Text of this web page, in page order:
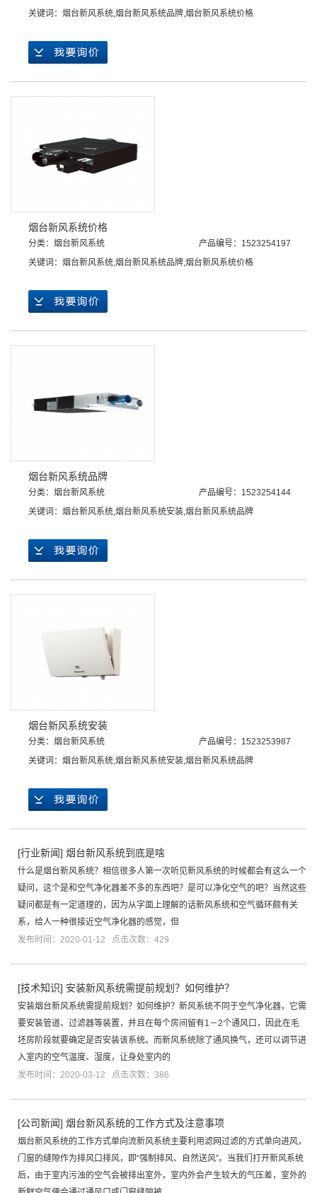
关键词： 烟台新风系统,烟台新风系统品牌,烟台新风系统价格
烟台新风系统价格
分类： 烟台新风系统
产品编号：1523254197
关键词： 烟台新风系统,烟台新风系统品牌,烟台新风系统价格
烟台新风系统品牌
分类： 烟台新风系统
产品编号：1523254144
关键词： 烟台新风系统,烟台新风系统安装,烟台新风系统品牌
烟台新风系统安装
分类： 烟台新风系统
产品编号：1523253987
关键词： 烟台新风系统,烟台新风系统安装,烟台新风系统品牌
[行业新闻] 烟台新风系统到底是啥
什么是烟台新风系统？相信很多人第一次听见新风系统的时候都会有这么一个
疑问，这个是和空气净化器差不多的东西吧？是可以净化空气的吧？当然这些
疑问都是有一定道理的，因为从字面上理解的话新风系统和空气循环颇有关
系，给人一种很接近空气净化器的感觉，但
发布时间：2020-01-12 点击次数：429
[技术知识] 安装新风系统需提前规划？如何维护？
安装烟台新风系统需提前规划？如何维护？新风系统不同于空气净化器，它需
要安装管道、过滤器等装置，并且在每个房间留有1－2个通风口，因此在毛
坯房阶段就要确定是否安装该系统。而新风系统除了通风换气，还可以调节进
入室内的空气温度、湿度，让身处室内的
发布时间：2020-03-12 点击次数：386
[公司新闻] 烟台新风系统的工作方式及注意事项
烟台新风系统的工作方式单向流新风系统主要利用滤网过滤的方式单向进风，
门窗的缝隙作为排风口排风，即“强制排风、自然送风”。当我们打开新风系统
后，由于室内污浊的空气会被排出室外，室内外会产生较大的气压差，室外的